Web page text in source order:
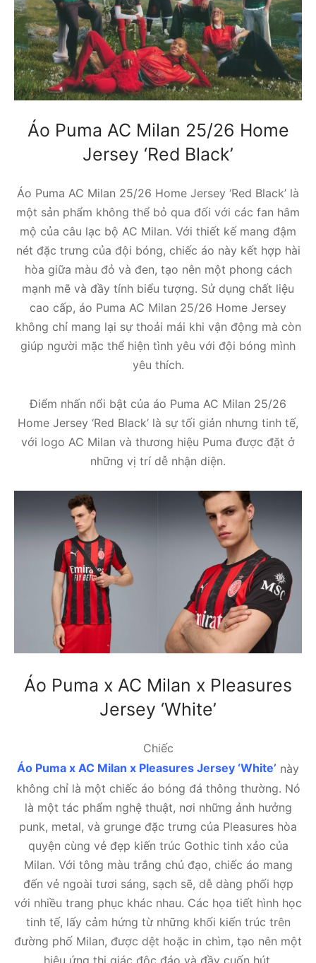
Áo Puma AC Milan 25/26 Home
Jersey ‘Red Black’
Áo Puma AC Milan 25/26 Home Jersey ‘Red Black’ là
một sản phẩm không thể bỏ qua đối với các fan hâm
mộ của câu lạc bộ AC Milan. Với thiết kế mang đậm
nét đặc trưng của đội bóng, chiếc áo này kết hợp hài
hòa giữa màu đỏ và đen, tạo nên một phong cách
mạnh mẽ và đầy tính biểu tượng. Sử dụng chất liệu
cao cấp, áo Puma AC Milan 25/26 Home Jersey
không chỉ mang lại sự thoải mái khi vận động mà còn
giúp người mặc thể hiện tình yêu với đội bóng mình
yêu thích.
Điểm nhấn nổi bật của áo Puma AC Milan 25/26
Home Jersey ‘Red Black’ là sự tối giản nhưng tinh tế,
với logo AC Milan và thương hiệu Puma được đặt ở
những vị trí dễ nhận diện.
Áo Puma x AC Milan x Pleasures
Jersey ‘White’
Chiếc
Áo Puma x AC Milan x Pleasures Jersey ‘White’ này
không chỉ là một chiếc áo bóng đá thông thường. Nó
là một tác phẩm nghệ thuật, nơi những ảnh hưởng
punk, metal, và grunge đặc trưng của Pleasures hòa
quyện cùng vẻ đẹp kiến trúc Gothic tinh xảo của
Milan. Với tông màu trắng chủ đạo, chiếc áo mang
đến vẻ ngoài tươi sáng, sạch sẽ, dễ dàng phối hợp
với nhiều trang phục khác nhau. Các họa tiết hình học
tinh tế, lấy cảm hứng từ những khối kiến trúc trên
đường phố Milan, được dệt hoặc in chìm, tạo nên một